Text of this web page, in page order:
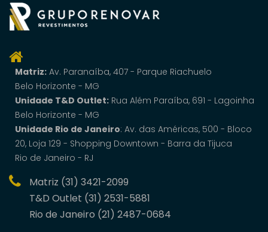
Matriz: Av. Paranaí­ba, 407 - Parque Riachuelo
Belo Horizonte - MG
Unidade T&D Outlet: Rua Além Paraíba, 691 - Lagoinha
Belo Horizonte - MG
Unidade Rio de Janeiro: Av. das Américas, 500 - Bloco
20, Loja 129 - Shopping Downtown - Barra da Tijuca
Rio de Janeiro - RJ
Matriz (31) 3421-2099
T&D Outlet (31) 2531-5881
Rio de Janeiro (21) 2487-0684